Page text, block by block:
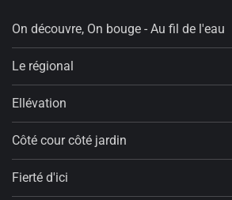
On découvre, On bouge - Au fil de l'eau
Le régional
Ellévation
Côté cour côté jardin
Fierté d'ici